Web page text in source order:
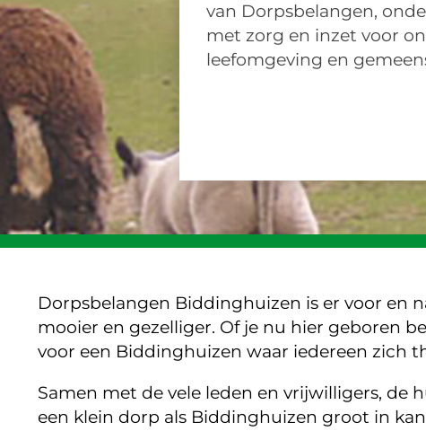
van Dorpsbelangen,
met zorg en inzet voor
leefomgeving en
Dorpsbelangen Biddinghuizen is er voor en
mooier en gezelliger. Of je nu hier geboren
voor een Biddinghuizen waar iedereen zich
Samen met de vele leden en vrijwilligers, de
een klein dorp als Biddinghuizen groot in